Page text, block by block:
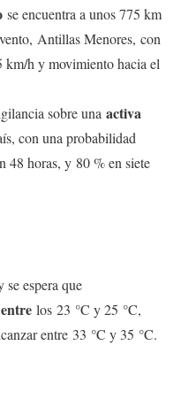
se encuentra a unos 775 km
Antillas Menores, con
km/h y movimiento hacia el
sobre una activa
con una probabilidad
48 horas, y 80 % en siete
espera que
los 23 °C y 25 °C,
entre 33 °C y 35 °C.